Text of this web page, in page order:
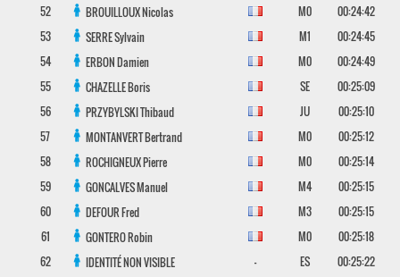
52
BROUILLOUXNicolas M0
00:24:42
53
SERRESylvain M1
00:24:45
54
ERBONDamien M0
00:24:49
55
CHAZELLEBoris SE
00:25:09
56
PRZYBYLSKIThibaud JU
00:25:10
57
MONTANVERTBertrand M0
00:25:12
58
ROCHIGNEUXPierre M0
00:25:14
59
GONCALVESManuel M4
00:25:15
60
DEFOURFred M3
00:25:15
61
GONTERORobin M0
00:25:18
62
IDENTITÉ NON VISIBLE - ES
00:25:22